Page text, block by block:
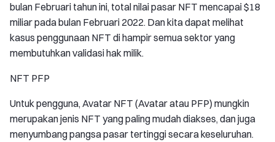
bulan Februari tahun ini, total nilai pasar NFT mencapai $18
miliar pada bulan Februari 2022. Dan kita dapat melihat
kasus penggunaan NFT di hampir semua sektor yang
membutuhkan validasi hak milik.
NFT PFP
Untuk pengguna, Avatar NFT (Avatar atau PFP) mungkin
merupakan jenis NFT yang paling mudah diakses, dan juga
menyumbang pangsa pasar tertinggi secara keseluruhan.